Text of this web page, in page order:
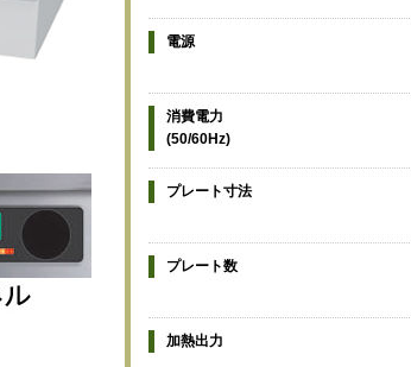
電源
消費電力
(50/60Hz)
プレート寸法
プレート数
加熱出力